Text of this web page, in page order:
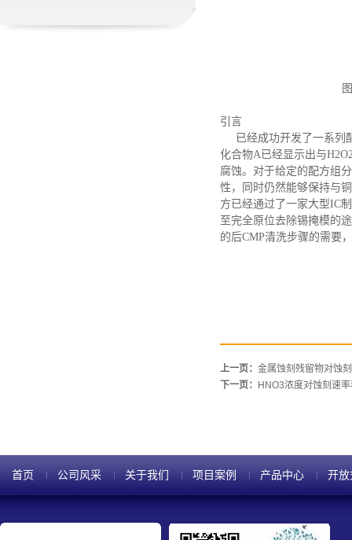
引言
已经成功开发了一系列
化合物A已经显示出与
腐蚀。对于给定的配方组
性，同时仍然能够保持与
方已经通过了一家大型IC
至完全原位去除锡掩模的
的后CMP清洗步骤的需要
上一页： 金属蚀刻残留物对蚀
下一页：
HNO3浓度对蚀刻速
首页 公司风采 关于我们 项目案例 产品中心 开放